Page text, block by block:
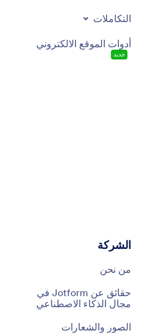
التكاملات
أدوات الموقع الالكتروني
جديد
الشركة
من نحن
حقائق عن Jotform في
مجال الذكاء الاصطناعي
الصور والشعارات